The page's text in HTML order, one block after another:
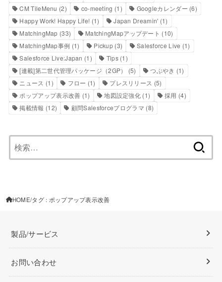
CM TileMenu (2) co-meeting (1) Googleカレンダー (6)
Happy Work! Happy Life! (1) Japan Dreamin' (1)
MatchingMap (33) MatchingMapアップデート (10)
MatchingMap事例 (1) Pickup (3) Salesforce Live (1)
Salesforce Live:Japan (1) Tips(1)
[連載]第二世代管理パッケージ（2GP）
(5) つぶやき (1)
ニュース (1) フロー (1) プレスリリース (5)
ポップアップ表示改善 (1) 地図設定強化 (1) 採用 (4)
掲載情報 (12) 顧問Salesforceプログラマ (8)
索:
HOME タグ : ポップアップ表示改善
製品/サービス
お問い合わせ